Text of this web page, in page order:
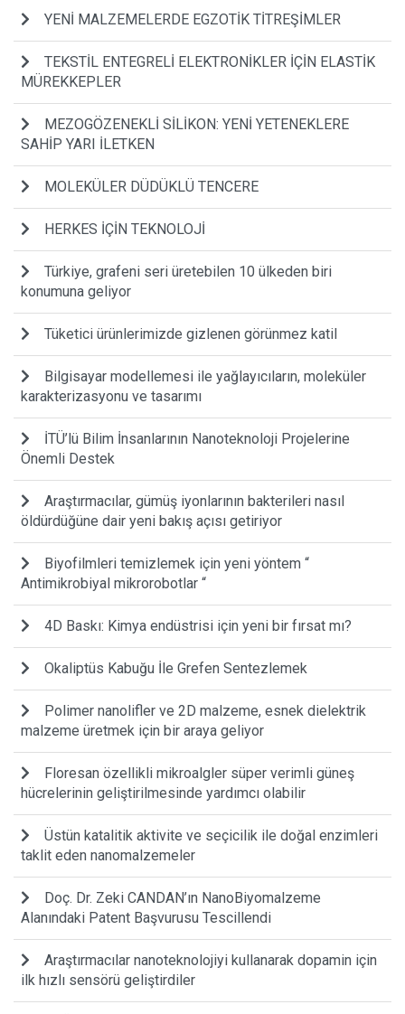
YENİ MALZEMELERDE EGZOTİK TİTREŞİMLER
TEKSTİL ENTEGRELİ ELEKTRONİKLER İÇİN ELASTİK
MÜREKKEPLER
MEZOGÖZENEKLİ SİLİKON: YENİ YETENEKLERE
SAHİP YARI İLETKEN
MOLEKÜLER DÜDÜKLÜ TENCERE
HERKES İÇİN TEKNOLOJİ
Türkiye, grafeni seri üretebilen 10 ülkeden biri
konumuna geliyor
Tüketici ürünlerimizde gizlenen görünmez katil
Bilgisayar modellemesi ile yağlayıcıların, moleküler
karakterizasyonu ve tasarımı
İTÜ’lü Bilim İnsanlarının Nanoteknoloji Projelerine
Önemli Destek
Araştırmacılar, gümüş iyonlarının bakterileri nasıl
öldürdüğüne dair yeni bakış açısı getiriyor
Biyofilmleri temizlemek için yeni yöntem “
Antimikrobiyal mikrorobotlar “
4D Baskı: Kimya endüstrisi için yeni bir fırsat mı?
Okaliptüs Kabuğu İle Grefen Sentezlemek
Polimer nanolifler ve 2D malzeme, esnek dielektrik
malzeme üretmek için bir araya geliyor
Floresan özellikli mikroalgler süper verimli güneş
hücrelerinin geliştirilmesinde yardımcı olabilir
Üstün katalitik aktivite ve seçicilik ile doğal enzimleri
taklit eden nanomalzemeler
Doç. Dr. Zeki CANDAN’ın NanoBiyomalzeme
Alanındaki Patent Başvurusu Tescillendi
Araştırmacılar nanoteknolojiyi kullanarak dopamin için
ilk hızlı sensörü geliştirdiler